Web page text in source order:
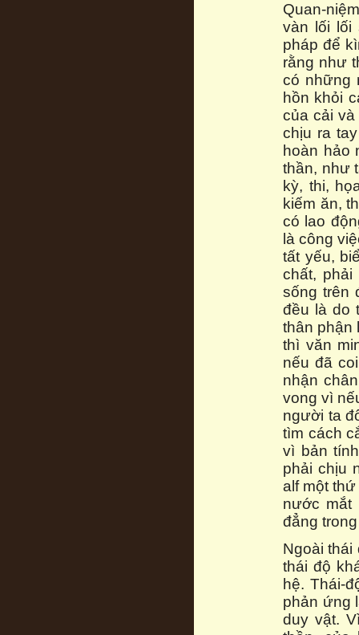
Quan-
vàn lối lối
pháp để
rằng như
có những
hồn khỏi
của cải
chịu ra
hoàn hảo
thần, như
kỳ, thi,
kiếm ăn,
có lao
là công
tất yếu,
chất,
sống trên
đều là do
thân phận
thì văn
nếu đã
nhận
vong vì
người ta
tìm cách
vì bản
phải chịu
alf một
nước mắt
đẳng
Ngoài thái
thái độ
hệ. Thái-
phản ứng
duy vật.